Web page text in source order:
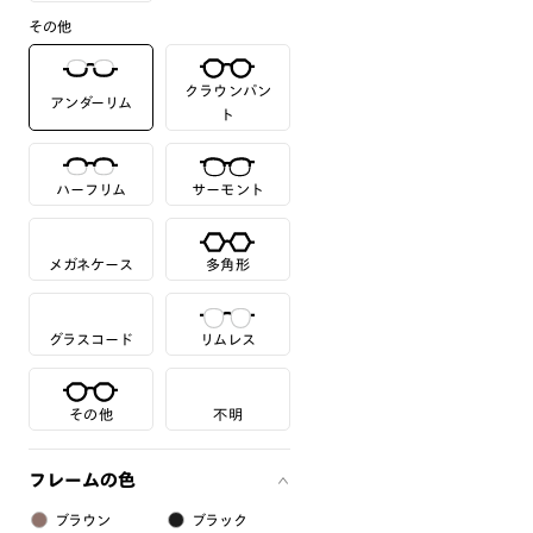
その他
アンダーリム
クラウンパン
ト
ハーフリム サーモント
メガネケース 多角形
グラスコード リムレス
その他 不明
フレームの色
ブラウン ブラック